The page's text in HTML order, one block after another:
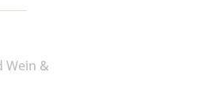
Wein &